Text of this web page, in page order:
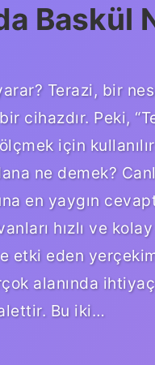
Baskül
Terazi, bir
cihazdır. Peki,
için
ne demek?
en yaygın
hızlı ve
etki eden
alanında
alettir. Bu iki…